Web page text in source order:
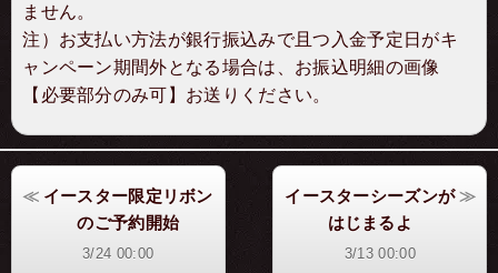
ません。
注）お支払い方法が銀行振込みで且つ入金予定日がキ
ャンペーン期間外となる場合は、お振込明細の画像
【必要部分のみ可】お送りください。
イースター限定リボン
のご予約開始
3/24 00:00
イースターシーズンが
はじまるよ
3/13 00:00